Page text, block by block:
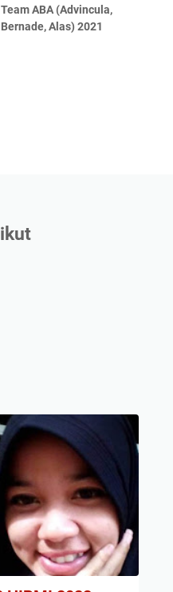
Team ABA (Advincula,
Bernade, Alas) 2021